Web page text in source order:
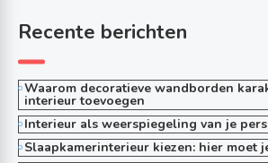
Recente berichten
Waarom decoratieve wandborden
interieur toevoegen
Interieur als weerspiegeling van je
Slaapkamerinterieur kiezen: hier moet